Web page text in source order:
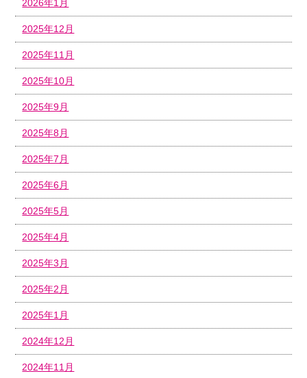
2026年1月
2025年12月
2025年11月
2025年10月
2025年9月
2025年8月
2025年7月
2025年6月
2025年5月
2025年4月
2025年3月
2025年2月
2025年1月
2024年12月
2024年11月